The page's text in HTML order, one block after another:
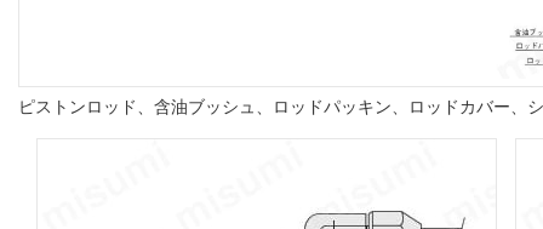
ピストンロッド、含油ブッシュ、ロッドパッキン、ロッドカバー